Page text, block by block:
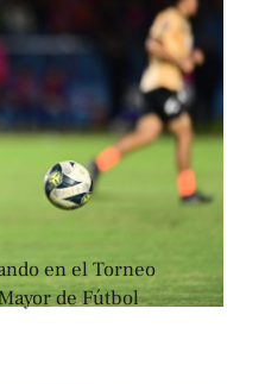
en el Torneo
de Fútbol